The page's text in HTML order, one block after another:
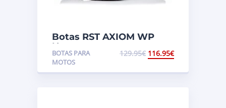
Botas RST AXIOM WP
Negro
BOTAS PARA
MOTOS
129.95€ 116.95€